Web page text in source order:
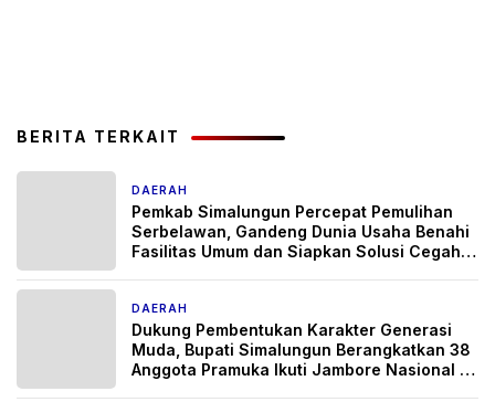
BERITA TERKAIT
DAERAH
Pemkab Simalungun Percepat Pemulihan
Serbelawan, Gandeng Dunia Usaha Benahi
Fasilitas Umum dan Siapkan Solusi Cegah
DAERAH
Dukung Pembentukan Karakter Generasi
Muda, Bupati Simalungun Berangkatkan 38
Anggota Pramuka Ikuti Jambore Nasional XII